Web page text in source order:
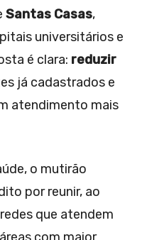
Santas Casas,
universitários e
é clara: reduzir
já cadastrados e
atendimento mais
o mutirão
por reunir, ao
que atendem